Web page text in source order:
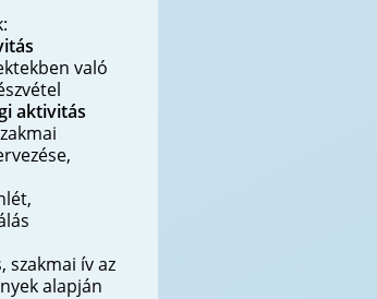
való
aktivitás
szakmai ív az
alapján